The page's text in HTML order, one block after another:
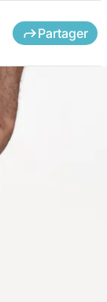
Partager